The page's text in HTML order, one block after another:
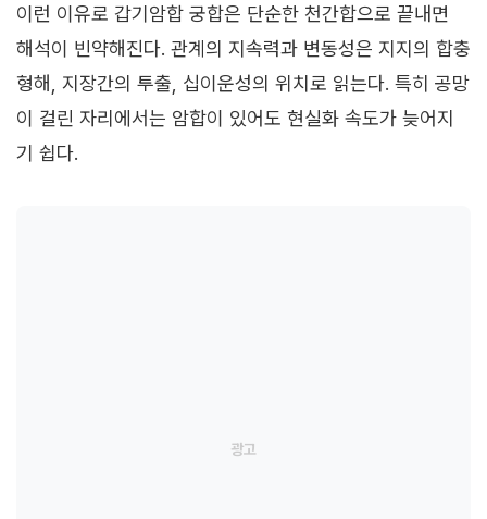
이런 이유로 갑기암합 궁합은 단순한 천간합으로 끝내면
해석이 빈약해진다. 관계의 지속력과 변동성은 지지의 합충
형해, 지장간의 투출, 십이운성의 위치로 읽는다. 특히 공망
이 걸린 자리에서는 암합이 있어도 현실화 속도가 늦어지
기 쉽다.